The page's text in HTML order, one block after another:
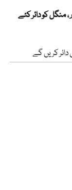
، منگل کو دائر کئے
دائر کریں گے